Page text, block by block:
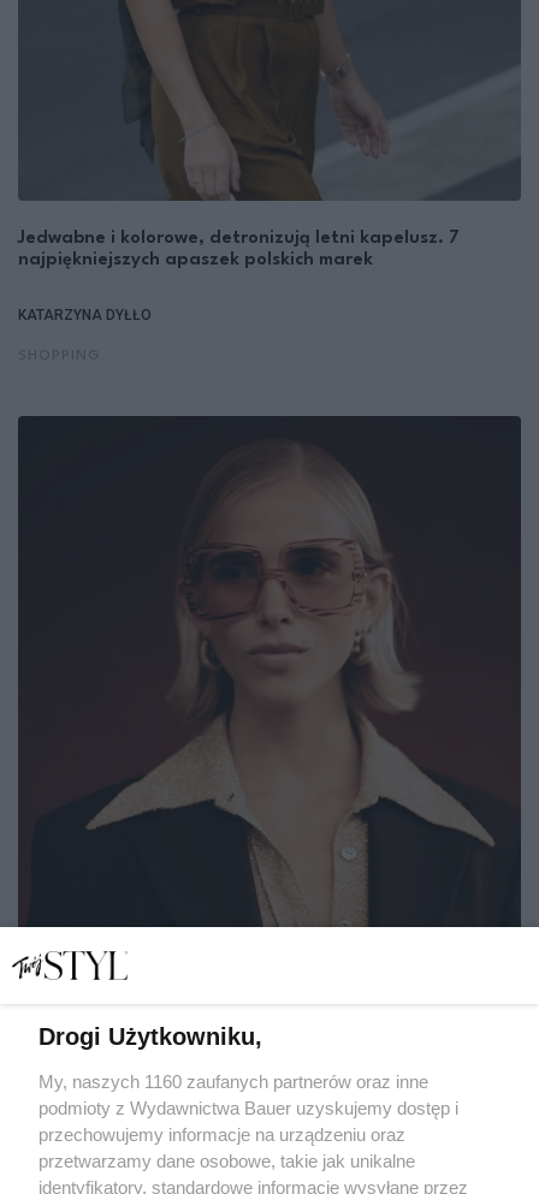
Jedwabne i kolorowe, detronizują letni kapelusz. 7
najpiękniejszych apaszek polskich marek
KATARZYNA DYŁŁO
najciekawsza interpretacja klasyki od lat
KATARZYNA DYŁŁO
SHOPPING
Drogi Użytkowniku,
My, naszych 1160 zaufanych partnerów oraz inne
podmioty z Wydawnictwa Bauer uzyskujemy dostęp i
przechowujemy informacje na urządzeniu oraz
przetwarzamy dane osobowe, takie jak unikalne
identyfikatory, standardowe informacje wysyłane przez